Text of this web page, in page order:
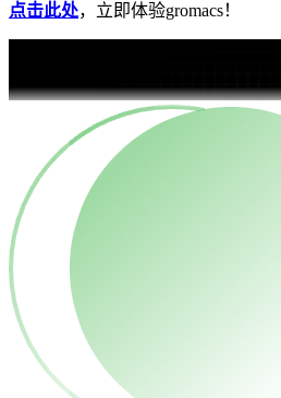
点击此处，立即体验gromacs！